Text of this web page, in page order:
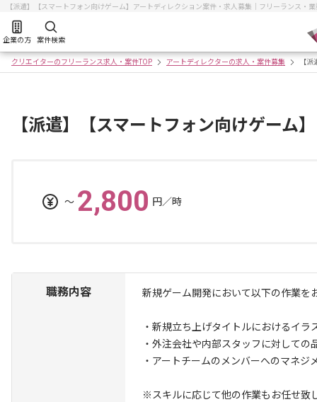
【派遣】【スマートフォン向けゲーム】アートディレクション案件・求人募集｜フリーランス・
企業の方 案件検索
クリエイターのフリーランス求人・案件TOP アートディレクターの求人・案件募集 【
【派遣】【スマートフォン向けゲーム
〜 2,800 円／時
職務内容 新規ゲーム開発において以下の作業を
・新規立ち上げタイトルにおけるイラ
・外注会社や内部スタッフに対しての
・アートチームのメンバーへのマネジ
※スキルに応じて他の作業もお任せ致